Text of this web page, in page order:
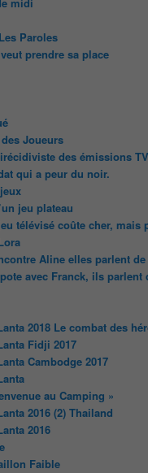
Paroles
prendre sa place
Joueurs
des émissions TV
qui a peur du noir.
jeu plateau
télévisé coûte cher, mais
Aline elles parlent
avec Franck, ils parlent
2018 Le combat des
Fidji 2017
Cambodge 2017
au Camping »
2016 (2) Thailand
2016
Faible